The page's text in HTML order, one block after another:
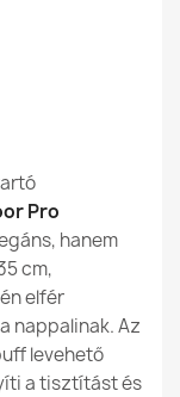
Pro
hanem
cm,
elfér
nappalinak. Az
levehető
a tisztítást és